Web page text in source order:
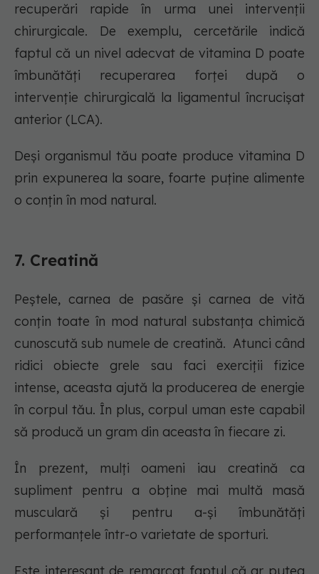
recuperări rapide în urma unei intervenții
chirurgicale. De exemplu, cercetările indică
faptul că un nivel adecvat de vitamina D poate
îmbunătăți recuperarea forței după o
intervenție chirurgicală la ligamentul încrucișat
anterior (LCA).
Deși organismul tău poate produce vitamina D
prin expunerea la soare, foarte puține alimente
o conțin în mod natural.
7. Creatină
Peștele, carnea de pasăre și carnea de vită
conțin toate în mod natural substanța chimică
cunoscută sub numele de creatină. Atunci când
ridici obiecte grele sau faci exerciții fizice
intense, aceasta ajută la producerea de energie
în corpul tău. În plus, corpul uman este capabil
să producă un gram din aceasta în fiecare zi.
În prezent, mulți oameni iau creatină ca
supliment pentru a obține mai multă masă
musculară și pentru a-și îmbunătăți
performanțele într-o varietate de sporturi.